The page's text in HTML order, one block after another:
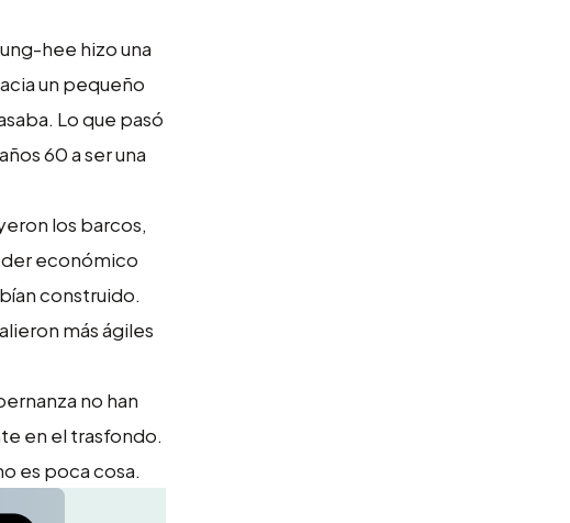
hee hizo una
un pequeño
Lo que pasó
60 a ser una
los barcos,
económico
construido.
más ágiles
no han
en el trasfondo.
es poca cosa.